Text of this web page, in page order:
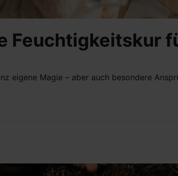
Feuchtigkeitskur
eigene Magie – aber auch besondere